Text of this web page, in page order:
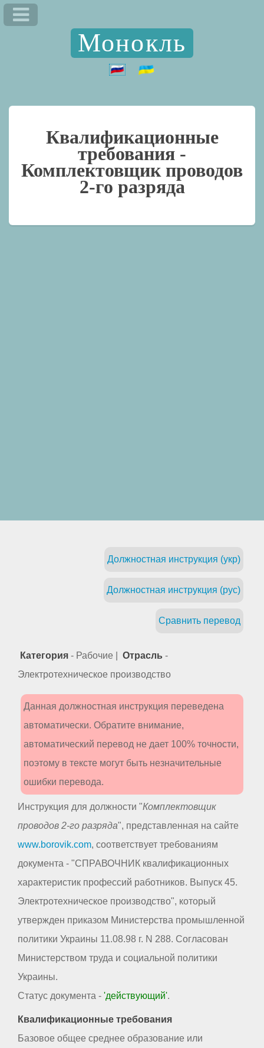
Монокль
Квалификационные
требования -
Комплектовщик проводов
2-го разряда
Должностная инструкция (укр)
Должностная инструкция (рус)
Сравнить перевод
Категория - Рабочие | Отрасль -
Электротехническое производство
Данная должностная инструкция переведена
автоматически. Обратите внимание,
автоматический перевод не дает 100% точности,
поэтому в тексте могут быть незначительные
ошибки перевода.
Инструкция для должности "Комплектовщик
проводов 2-го разряда", представленная на сайте
www.borovik.com, соответствует требованиям
документа - "СПРАВОЧНИК квалификационных
характеристик профессий работников. Выпуск 45.
Электротехническое производство", который
утвержден приказом Министерства промышленной
политики Украины 11.08.98 г. N 288. Согласован
Министерством труда и социальной политики
Украины.
Статус документа - 'действующий'.
Квалификационные требования
Базовое общее среднее образование или